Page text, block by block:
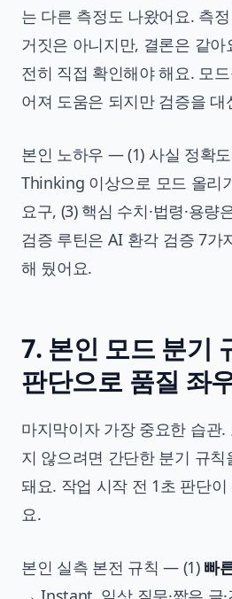
는 다른 측정도 나왔어요. 측
거짓은 아니지만, 결론은 같아
전히 직접 확인해야 해요. 모
어져 도움은 되지만 검증을 대
본인 노하우 — (1) 사실 정확
Thinking 이상으로 모드 올리
요구, (3) 핵심 수치·법령·용량
검증 루틴은 AI 환각 검증 7가
해 뒀어요.
7. 본인 모드 분기
판단으로 품질 좌
마지막이자 가장 중요한 습관
지 않으려면 간단한 분기 규
돼요. 작업 시작 전 1초 판단
요.
본인 실측 본전 규칙 — (1) 빠